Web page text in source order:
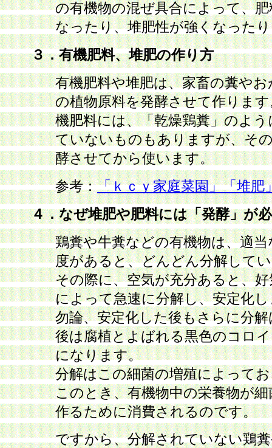
の有機物の混ぜ具合によって、
なったり、堆肥性が強くなった
３．有機肥料、堆肥の作り方
有機肥料や堆肥は、家畜の糞や
の植物原料を発酵させて作りま
機肥料には、「乾燥鶏糞」のよ
ていないものもありますが、そ
酵させてから使います。
参考：「ｋｃｙ家庭菜園」「堆肥
４．なぜ堆肥や肥料には「発酵」が
鶏糞や牛糞などの有機物は、適
度があると、どんどん分解して
その際に、空気が充分あると、
によって急速に分解し、安定化
勿論、安定化した後もさらに分
後は腐植とよばれる黒色のコロ
になります。
分解はこの細菌の増殖によって
このとき、有機物中の栄養物が
作るために消費されるのです。
ですから、分解されていない鶏